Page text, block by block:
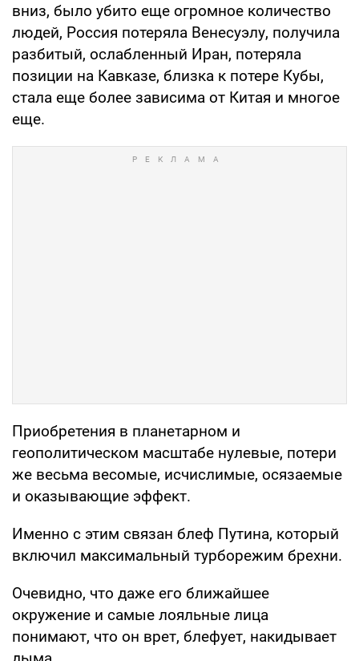
вниз, было убито еще огромное количество
людей, Россия потеряла Венесуэлу, получила
разбитый, ослабленный Иран, потеряла
позиции на Кавказе, близка к потере Кубы,
стала еще более зависима от Китая и многое
еще.
Приобретения в планетарном и
геополитическом масштабе нулевые, потери
же весьма весомые, исчислимые, осязаемые
и оказывающие эффект.
Именно с этим связан блеф Путина, который
включил максимальный турборежим брехни.
Очевидно, что даже его ближайшее
окружение и самые лояльные лица
понимают, что он врет, блефует, накидывает